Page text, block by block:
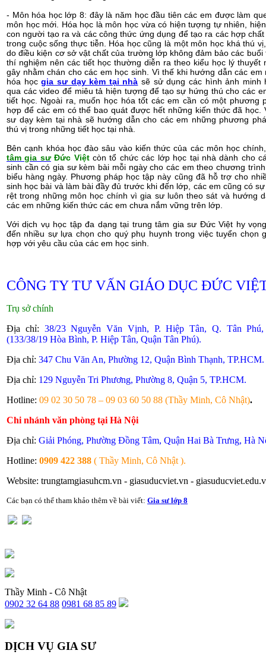
- Môn hóa học lớp 8: đây là năm học đầu tiên các em được làm
môn học mới. Hóa học là môn học vừa có hiện tượng tự nhiên,
con người tạo ra và các công thức ứng dụng để tạo ra các hợp
trong cuộc sống thực tiễn. Hóa học cũng là một môn học khá thú
do điều kiện cơ sở vật chất của trường lớp không đảm bảo các buổi
thí nghiệm nên các tiết học thường diễn ra theo kiểu học lý thuyết
gây nhằm chán cho các em học sinh. Vì thế khi hướng dẫn các em
hóa họcgia sư dạy kèm tại nhà sẽ sử dụng các hình ảnh minh
qua các video để miêu tả hiện tượng để tạo sự hứng thú cho các
tiết học. Ngoài ra, muốn học hóa tốt các em cần có một phương
hợp để các em có thể bao quát được hết những kiến thức đã học.
sư dạy kèm tại nhà sẽ hướng dẫn cho các em những phương
thú vị trong những tiết học tại nhà.
Bên cạnh khóa học đào sâu vào kiến thức của các môn học
tâm gia sưĐức Việtcòn tổ chức các lớp học tại nhà dành cho
sinh cần có gia sư kèm bài mỗi ngày cho các em theo chương
biểu hàng ngày. Phương pháp học tập này cũng đã hỗ trợ cho
sinh học bài và làm bài đầy đủ trước khi đến lớp, các em cũng có
rệt trong những môn học chính vì gia sư luôn theo sát và hướng
các em những kiến thức các em chưa nắm vững trên lớp.
Với dịch vụ học tập đa dạng tại trung tâm gia sư Đức Việt hy
đến nhiều sự lựa chọn cho quý phụ huynh trong việc tuyển chọn
hợp với yêu cầu của các em học sinh.
CÔNG TY TƯ VẤN GIÁO DỤC ĐỨC
Trụ sở chính
Địa chỉ: 38/23 Nguyễn Văn Vịnh, P. Hiệp Tân, Q. Tân Phú,
(133/38/19 Hòa Bình, P. Hiệp Tân, Quận Tân Phú).
Địa chỉ: 347 Chu Văn An, Phường 12, Quận Bình Thạnh, TP.HCM.
Địa chỉ: 129 Nguyễn Tri Phương, Phường 8, Quận 5, TP.HCM.
Hotline: 09 02 30 50 78 – 09 03 60 50 88 (Thầy Minh, Cô Nhật).
Chi nhánh văn phòng tại Hà Nội
Địa chỉ: Giải Phóng, Phường Đồng Tâm, Quận Hai Bà Trưng, Hà
Hotline: 0909 422 388 ( Thầy Minh, Cô Nhật ).
Website: trungtamgiasuhcm.vn - giasuducviet.vn -
Các bạn có thể tham khảo thêm về bài viết: Gia sư lớp 8
Thầy Minh - Cô Nhật
0902 32 64 88 0981 68 85 89
DỊCH VỤ GIA SƯ